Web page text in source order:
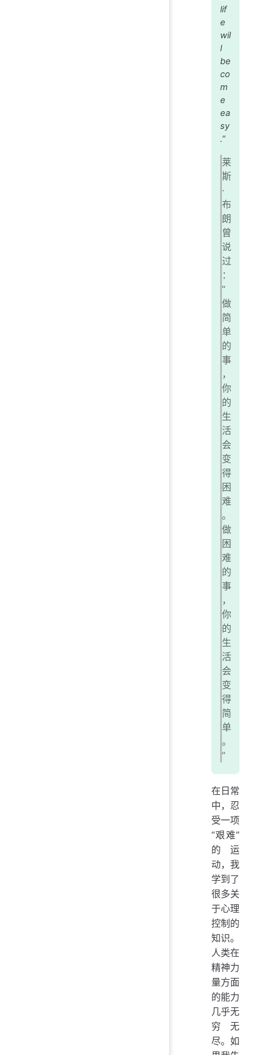
lif
e
wil
l
be
co
m
e
ea
sy
.”
莱
斯
·
布
朗
曾
说
过
：
“
做
简
单
的
事
，
你
的
生
活
会
变
得
困
难
。
做
困
难
的
事
，
你
的
生
活
会
变
得
简
单
。
”
在日常
中，忍
受一项
“艰难”
的运
动，我
学到了
很多关
于心理
控制的
知识。
人类在
精神力
量方面
的能力
几乎无
穷无
尽。如